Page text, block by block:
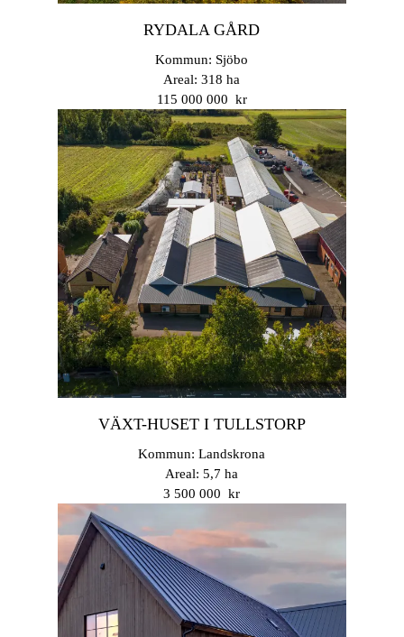
RYDALA GÅRD
Kommun: Sjöbo
Areal: 318 ha
115 000 000 kr
VÄXT-HUSET I TULLSTORP
Kommun: Landskrona
Areal: 5,7 ha
3 500 000 kr